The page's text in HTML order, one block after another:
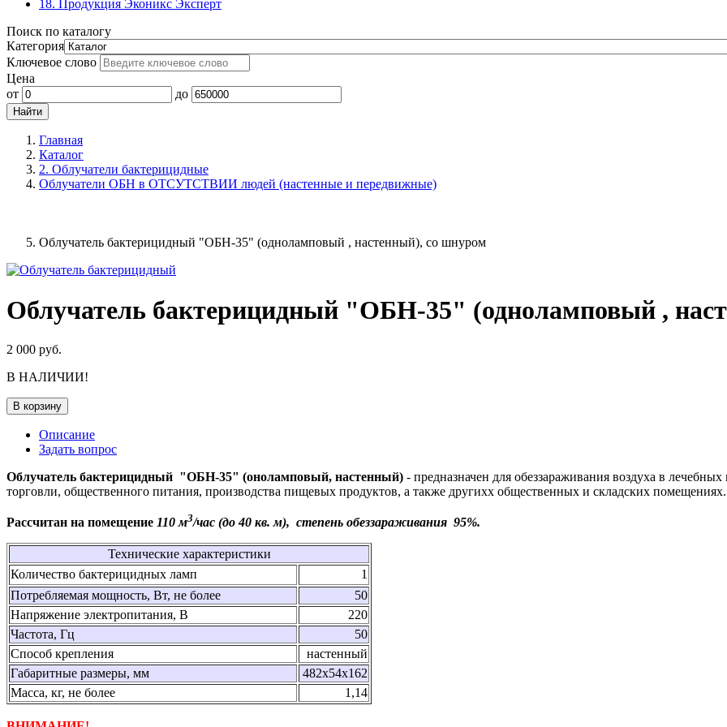
18. Продукция Эконикс Эксперт
Поиск по каталогу
Категория
Ключевое слово
Цена
от
до
Главная
Каталог
2. Облучатели бактерицидные
Облучатели ОБН в ОТСУТСТВИИ людей (настенные и передвижные)
Облучатель бактерицидный "ОБН-35" (одноламповый , настенный), со шнуром
Облучатель бактерицидный "ОБН-35" (одноламповый ,
2 000 руб.
В НАЛИЧИИ!
В корзину
Описание
Задать вопрос
Облучатель бактерицидный "ОБН-35" (оноламповый, настенный) - предназначен для обеззараживания воздуха в
торговли, общественного питания, производства пищевых продуктов, а также другихх общественных и складских помещениях.
Рассчитан на помещение 110 м3/час (до 40 кв. м), степень обеззараживания 95%.
Технические характеристики
Количество бактерицидных ламп
1
Потребляемая мощность, Вт, не более
50
Напряжение электропитания, В
220
Частота, Гц
50
Способ крепления
настенный
Габаритные размеры, мм
482х54х162
Масса, кг, не более
1,14